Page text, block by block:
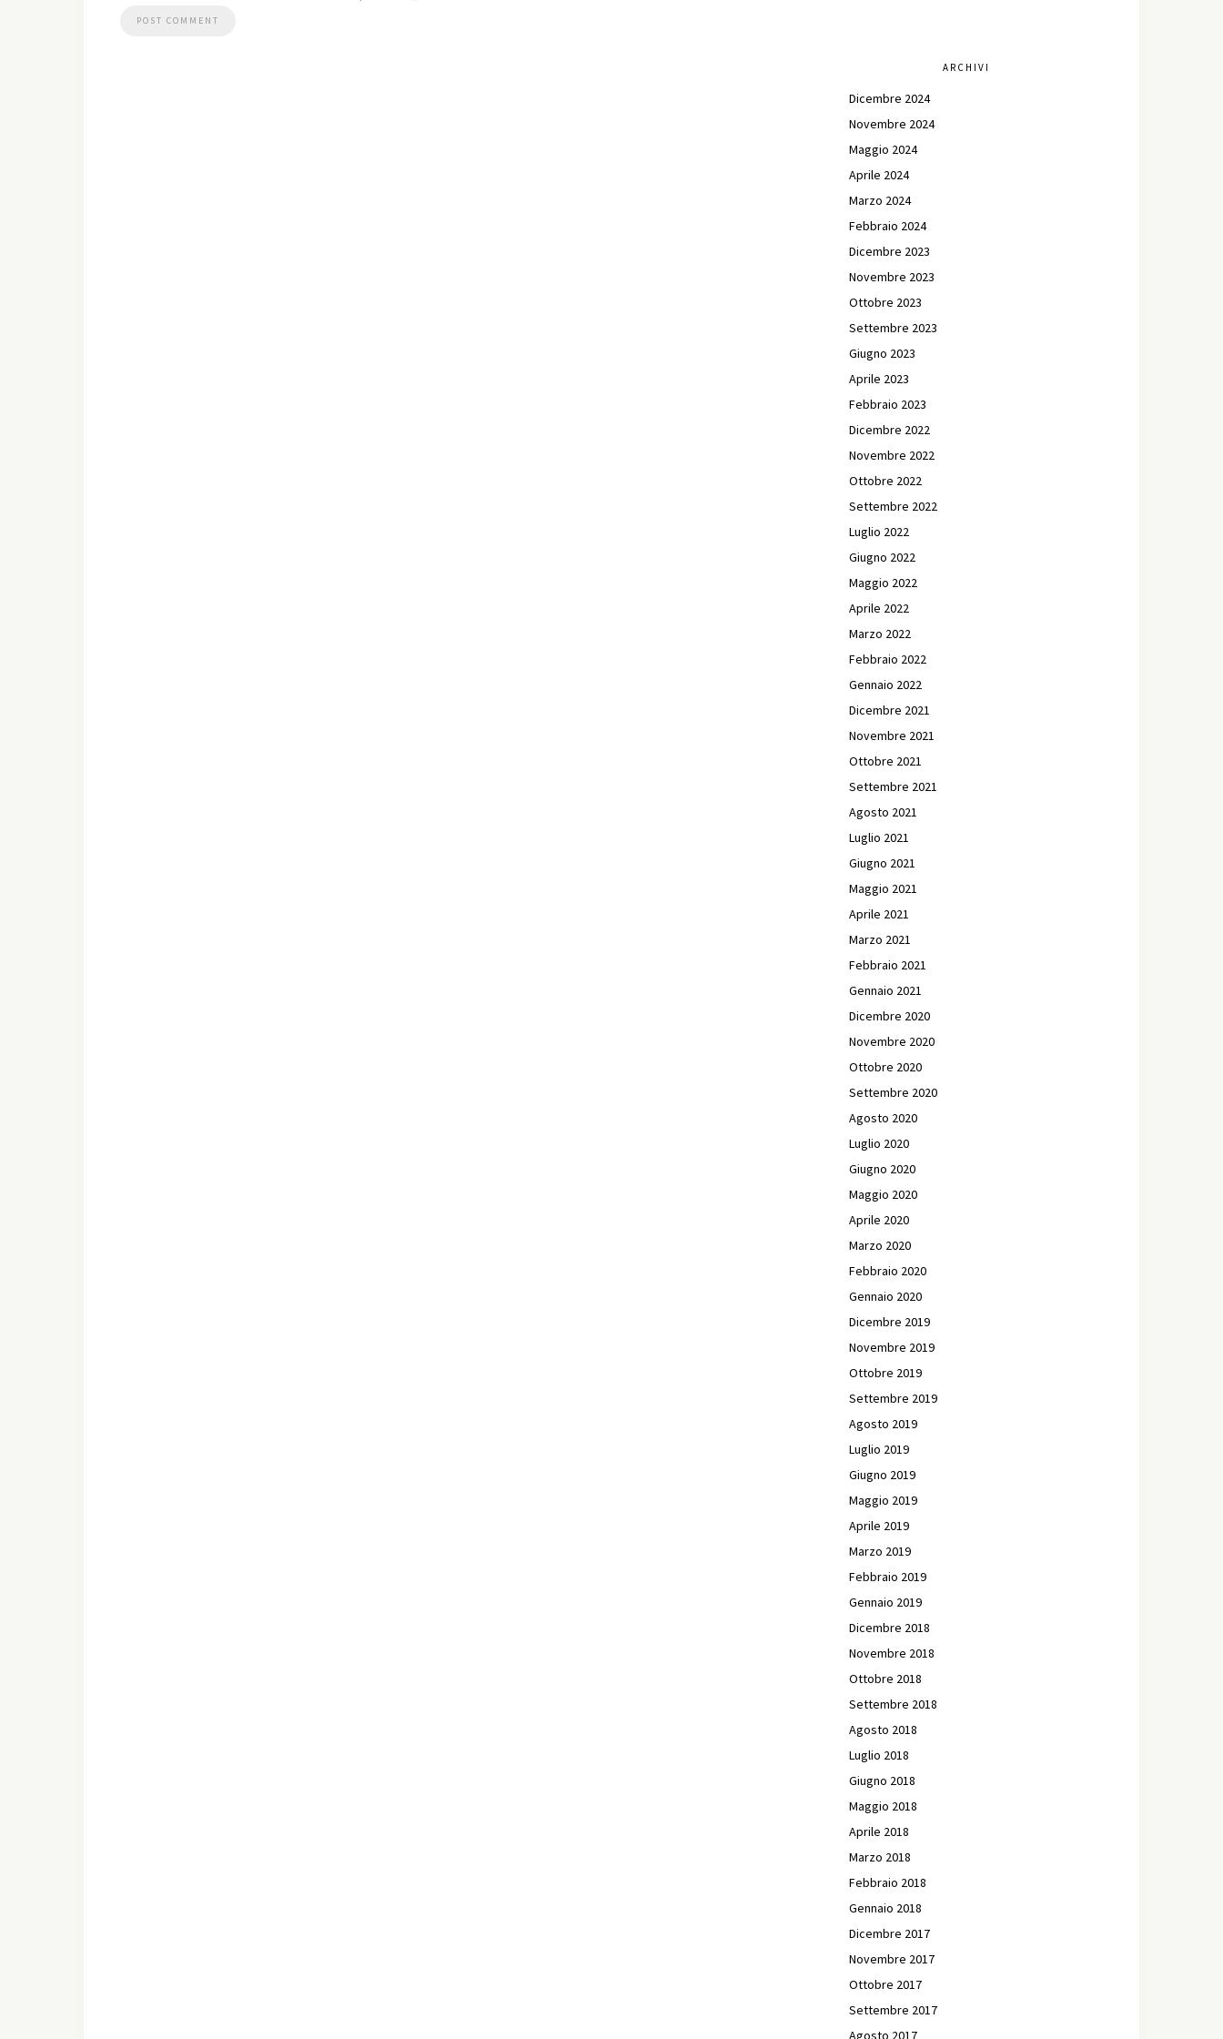
ARCHIVI
Dicembre 2024
Novembre 2024
Maggio 2024
Aprile 2024
Marzo 2024
Febbraio 2024
Dicembre 2023
Novembre 2023
Ottobre 2023
Settembre 2023
Giugno 2023
Aprile 2023
Febbraio 2023
Dicembre 2022
Novembre 2022
Ottobre 2022
Settembre 2022
Luglio 2022
Giugno 2022
Maggio 2022
Aprile 2022
Marzo 2022
Febbraio 2022
Gennaio 2022
Dicembre 2021
Novembre 2021
Ottobre 2021
Settembre 2021
Agosto 2021
Luglio 2021
Giugno 2021
Maggio 2021
Aprile 2021
Marzo 2021
Febbraio 2021
Gennaio 2021
Dicembre 2020
Novembre 2020
Ottobre 2020
Settembre 2020
Agosto 2020
Luglio 2020
Giugno 2020
Maggio 2020
Aprile 2020
Marzo 2020
Febbraio 2020
Gennaio 2020
Dicembre 2019
Novembre 2019
Ottobre 2019
Settembre 2019
Agosto 2019
Luglio 2019
Giugno 2019
Maggio 2019
Aprile 2019
Marzo 2019
Febbraio 2019
Gennaio 2019
Dicembre 2018
Novembre 2018
Ottobre 2018
Settembre 2018
Agosto 2018
Luglio 2018
Giugno 2018
Maggio 2018
Aprile 2018
Marzo 2018
Febbraio 2018
Gennaio 2018
Dicembre 2017
Novembre 2017
Ottobre 2017
Settembre 2017
Agosto 2017